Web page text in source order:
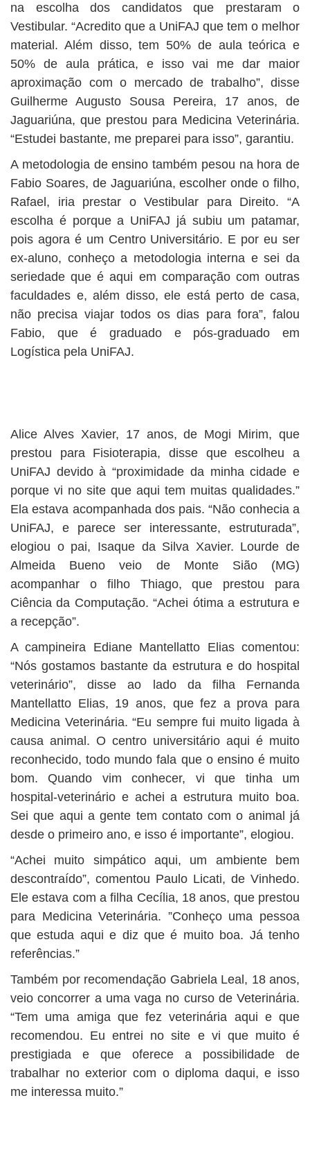
na escolha dos candidatos que prestaram o
Vestibular. “Acredito que a UniFAJ que tem o melhor
material. Além disso, tem 50% de aula teórica e
50% de aula prática, e isso vai me dar maior
aproximação com o mercado de trabalho”, disse
Guilherme Augusto Sousa Pereira, 17 anos, de
Jaguariúna, que prestou para Medicina Veterinária.
“Estudei bastante, me preparei para isso”, garantiu.
A metodologia de ensino também pesou na hora de
Fabio Soares, de Jaguariúna, escolher onde o filho,
Rafael, iria prestar o Vestibular para Direito. “A
escolha é porque a UniFAJ já subiu um patamar,
pois agora é um Centro Universitário. E por eu ser
ex-aluno, conheço a metodologia interna e sei da
seriedade que é aqui em comparação com outras
faculdades e, além disso, ele está perto de casa,
não precisa viajar todos os dias para fora”, falou
Fabio, que é graduado e pós-graduado em
Logística pela UniFAJ.
Alice Alves Xavier, 17 anos, de Mogi Mirim, que
prestou para Fisioterapia, disse que escolheu a
UniFAJ devido à “proximidade da minha cidade e
porque vi no site que aqui tem muitas qualidades.”
Ela estava acompanhada dos pais. “Não conhecia a
UniFAJ, e parece ser interessante, estruturada”,
elogiou o pai, Isaque da Silva Xavier. Lourde de
Almeida Bueno veio de Monte Sião (MG)
acompanhar o filho Thiago, que prestou para
Ciência da Computação. “Achei ótima a estrutura e
a recepção”.
A campineira Ediane Mantellatto Elias comentou:
“Nós gostamos bastante da estrutura e do hospital
veterinário”, disse ao lado da filha Fernanda
Mantellatto Elias, 19 anos, que fez a prova para
Medicina Veterinária. “Eu sempre fui muito ligada à
causa animal. O centro universitário aqui é muito
reconhecido, todo mundo fala que o ensino é muito
bom. Quando vim conhecer, vi que tinha um
hospital-veterinário e achei a estrutura muito boa.
Sei que aqui a gente tem contato com o animal já
desde o primeiro ano, e isso é importante”, elogiou.
“Achei muito simpático aqui, um ambiente bem
descontraído”, comentou Paulo Licati, de Vinhedo.
Ele estava com a filha Cecília, 18 anos, que prestou
para Medicina Veterinária. ”Conheço uma pessoa
que estuda aqui e diz que é muito boa. Já tenho
referências.”
Também por recomendação Gabriela Leal, 18 anos,
veio concorrer a uma vaga no curso de Veterinária.
“Tem uma amiga que fez veterinária aqui e que
recomendou. Eu entrei no site e vi que muito é
prestigiada e que oferece a possibilidade de
trabalhar no exterior com o diploma daqui, e isso
me interessa muito.”